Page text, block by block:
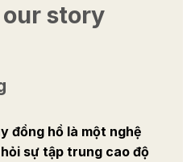
story
đồng hồ là một nghệ
sự tập trung cao độ